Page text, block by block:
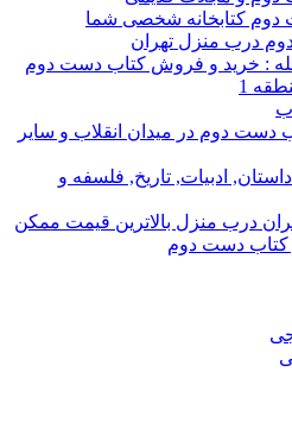
دوم کتابخانه شخصی شما
درب منزل تهران
: خرید و فروش کتاب دست دوم
1
دست دوم در میدان انقلاب و سایر
ادبیات, تاریخ, فلسفه و
درب منزل بالاترین قیمت ممکن
کتاب دست دوم